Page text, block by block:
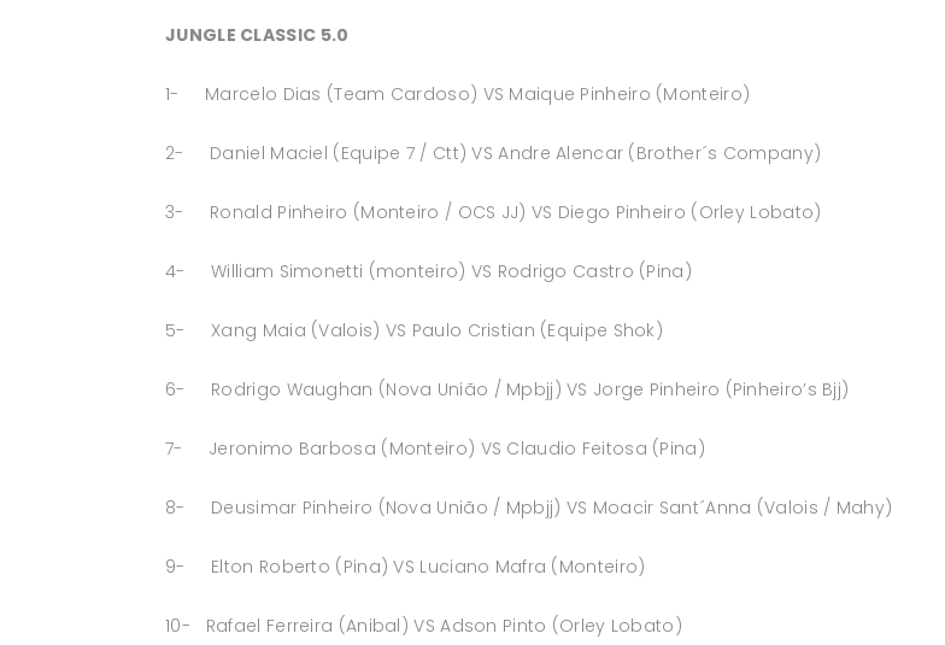
JUNGLE CLASSIC 5.0
1- Marcelo Dias (Team Cardoso) VS Maique Pinheiro (Monteiro)
2- Daniel Maciel (Equipe 7 / Ctt) VS Andre Alencar (Brother´s Company)
3- Ronald Pinheiro (Monteiro / OCS JJ) VS Diego Pinheiro (Orley Lobato)
4- William Simonetti (monteiro) VS Rodrigo Castro (Pina)
5- Xang Maia (Valois) VS Paulo Cristian (Equipe Shok)
6- Rodrigo Waughan (Nova União / Mpbjj) VS Jorge Pinheiro (Pinheiro’s Bjj)
7- Jeronimo Barbosa (Monteiro) VS Claudio Feitosa (Pina)
8- Deusimar Pinheiro (Nova União / Mpbjj) VS Moacir Sant´Anna (Valois / Mahy)
9- Elton Roberto (Pina) VS Luciano Mafra (Monteiro)
10- Rafael Ferreira (Anibal) VS Adson Pinto (Orley Lobato)